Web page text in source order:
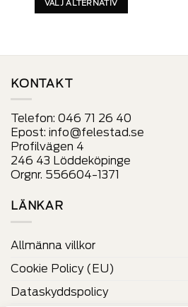
VÄLJ ALTERNATIV
på
produktens
sida
KONTAKT
Telefon: 046 71 26 40
Epost: info@felestad.se
Profilvägen 4
246 43 Löddeköpinge
Orgnr. 556604-1371
LÄNKAR
Allmänna villkor
Cookie Policy (EU)
Dataskyddspolicy